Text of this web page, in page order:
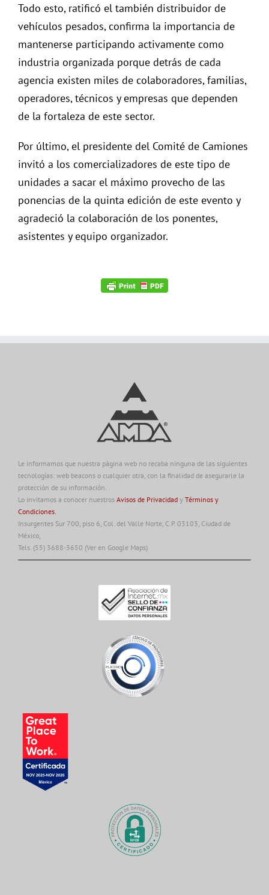
Todo esto, ratificó el también distribuidor de
vehículos pesados, confirma la importancia de
mantenerse participando activamente como
industria organizada porque detrás de cada
agencia existen miles de colaboradores, familias,
operadores, técnicos y empresas que dependen
de la fortaleza de este sector.
Por último, el presidente del Comité de Camiones
invitó a los comercializadores de este tipo de
unidades a sacar el máximo provecho de las
ponencias de la quinta edición de este evento y
agradeció la colaboración de los ponentes,
asistentes y equipo organizador.
Le informamos que nuestra página web no recaba ninguna de las siguientes
tecnologías: web beacons o cualquier otra, con la finalidad de asegurarle la
protección de su información.
Lo invitamos a conocer nuestros Avisos de Privacidad y Términos y
Condiciones.
Insurgentes Sur 700, piso 6, Col. del Valle Norte, C.P. 03103, Ciudad de
México,
Tels. (55) 3688-3650 (Ver en Google Maps)